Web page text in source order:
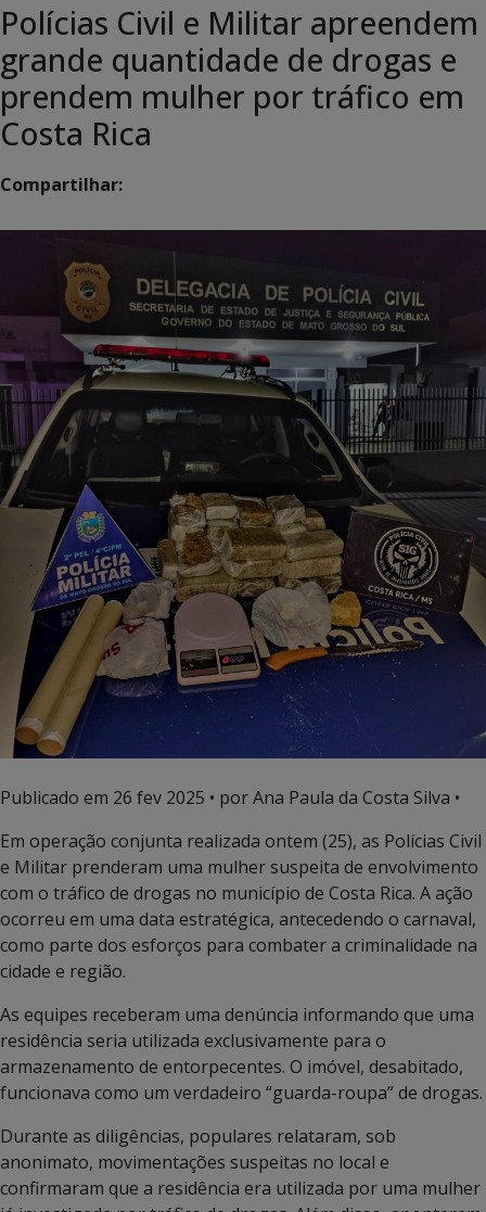
Polícias Civil e Militar apreendem
grande quantidade de drogas e
prendem mulher por tráfico em
Costa Rica
Compartilhar:
Publicado em 26 fev 2025 • por Ana Paula da Costa Silva •
Em operação conjunta realizada ontem (25), as Polícias Civil
e Militar prenderam uma mulher suspeita de envolvimento
com o tráfico de drogas no município de Costa Rica. A ação
ocorreu em uma data estratégica, antecedendo o carnaval,
como parte dos esforços para combater a criminalidade na
cidade e região.
As equipes receberam uma denúncia informando que uma
residência seria utilizada exclusivamente para o
armazenamento de entorpecentes. O imóvel, desabitado,
funcionava como um verdadeiro “guarda-roupa” de drogas.
Durante as diligências, populares relataram, sob
anonimato, movimentações suspeitas no local e
confirmaram que a residência era utilizada por uma mulher